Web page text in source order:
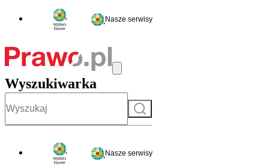
Nasze serwisy
Wyszukiwarka
Szukaj
Nasze serwisy